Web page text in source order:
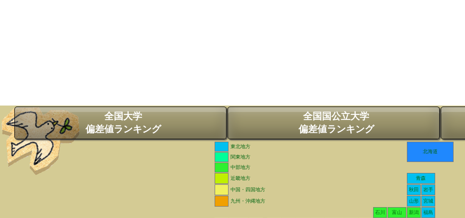
全国大学
偏差値ランキング
全国国公立大学
偏差値ランキング
東北地方
北海道
関東地方
中部地方
近畿地方
青森
中国・四国地方 秋田 岩手
九州・沖縄地方 山形 宮城
石川 富山 新潟 福島